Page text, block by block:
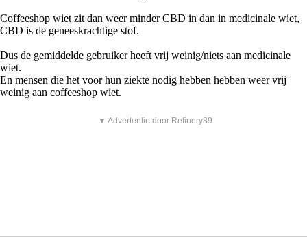
Coffeeshop wiet zit dan weer minder CBD in dan in medicinale wiet,
CBD is de geneeskrachtige stof.
Dus de gemiddelde gebruiker heeft vrij weinig/niets aan medicinale
wiet.
En mensen die het voor hun ziekte nodig hebben hebben weer vrij
weinig aan coffeeshop wiet.
▼ Advertentie door Refinery89